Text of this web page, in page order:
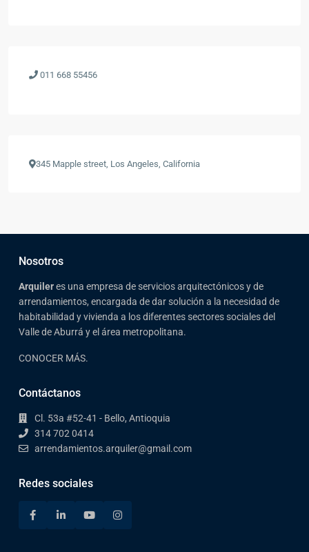
011 668 55456
345 Mapple street, Los Angeles, California
Nosotros
Arqui leres una empresa de servicios arquitectónicos y de
arrendamientos, encargada de dar solución a la necesidad de
habitabilidad y vivienda a los diferentes sectores sociales del
Valle de Aburrá y el área metropolitana.
CONOCER MÁS.
Contáctanos
Cl. 53a #52-41 - Bello, Antioquia
314 702 0414
arrendamientos.arquiler@gmail.com
Redes sociales